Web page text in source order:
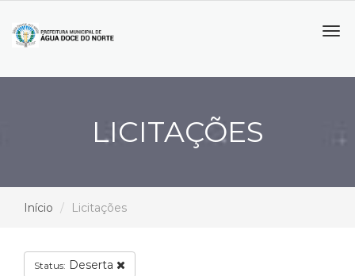
LICITAÇÕES
Início Licitações
Status: Deserta